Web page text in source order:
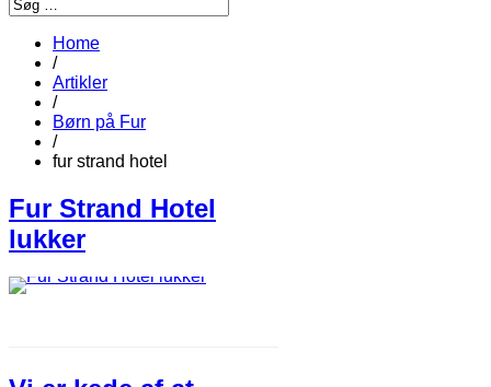
Home
/
Artikler
/
Børn på Fur
/
fur strand hotel
Fur Strand Hotel
lukker